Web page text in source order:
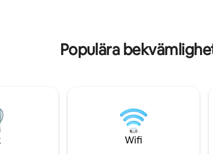
helt inhägnat. Vårt
Håll utkik efter en koala,
lyrebird. Laga din egen
Populära
Wifi